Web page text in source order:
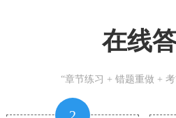
在线
“章节练习 + 错题重做 +